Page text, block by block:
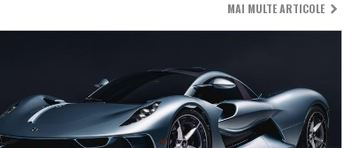
MAI MULTE ARTICOLE